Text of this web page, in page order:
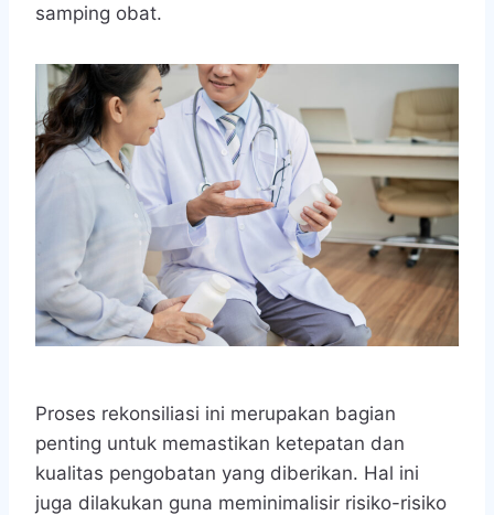
samping obat.
Proses rekonsiliasi ini merupakan bagian
penting untuk memastikan ketepatan dan
kualitas pengobatan yang diberikan. Hal ini
juga dilakukan guna meminimalisir risiko-risiko